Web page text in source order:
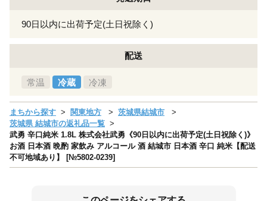
90日以内に出荷予定(土日祝除く)
配送
常温 冷蔵 冷凍
まちから探す 関東地方
茨城県結城市
茨城県 結城市の返礼品一覧
武勇 辛口純米 1.8L 株式会社武勇《90日以内に出荷予定(土日祝除く)》
お酒 日本酒 晩酌 家飲み アルコール 酒 結城市 日本酒 辛口 純米【配送
不可地域あり】 [№5802-0239]